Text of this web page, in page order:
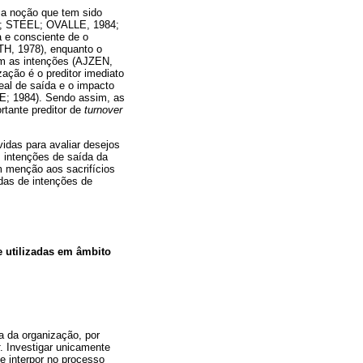
noção que tem sido
STEEL; OVALLE, 1984;
e consciente de o
1978), enquanto o
as intenções (AJZEN,
é o preditor imediato
de saída e o impacto
1984). Sendo assim, as
preditor de turnover
para avaliar desejos
intenções de saída da
menção aos sacrifícios
de intenções de
utilizadas em âmbito
da organização, por
. Investigar unicamente
interpor no processo